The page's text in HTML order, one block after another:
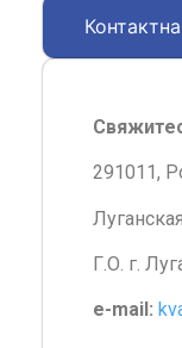
291011,
Г.О. г.
e-mail: